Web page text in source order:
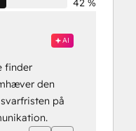
42 %
AI
finder
den
på